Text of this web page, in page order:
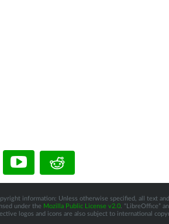
information: Unless otherwise specified, all text
under the Mozilla Public License v2.0. “LibreOffice”
logos and icons are also subject to international